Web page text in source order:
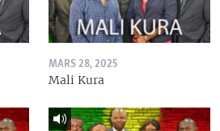
MARS 28, 2025
Mali Kura